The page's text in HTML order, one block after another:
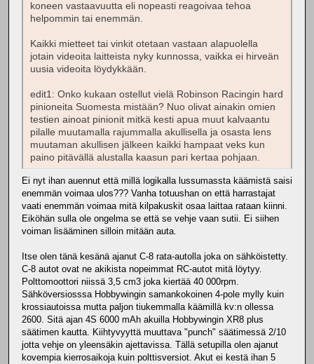
koneen vastaavuutta eli nopeasti reagoivaa tehoa
helpommin tai enemmän.
Kaikki mietteet tai vinkit otetaan vastaan alapuolella
jotain videoita laitteista nyky kunnossa, vaikka ei hirveän
uusia videoita löydykkään.
edit1: Onko kukaan ostellut vielä Robinson Racingin hard
pinioneita Suomesta mistään? Nuo olivat ainakin omien
testien ainoat pinionit mitkä kesti apua muut kalvaantu
pilalle muutamalla rajummalla akullisella ja osasta lens
muutaman akullisen jälkeen kaikki hampaat veks kun
paino pitävällä alustalla kaasun pari kertaa pohjaan.
Ei nyt ihan auennut että millä logikalla lussumassta käämistä saisi
enemmän voimaa ulos??? Vanha totuushan on että harrastajat
vaati enemmän voimaa mitä kilpakuskit osaa laittaa rataan kiinni.
Eiköhän sulla ole ongelma se että se vehje vaan sutii. Ei siihen
voiman lisääminen silloin mitään auta.
Itse olen tänä kesänä ajanut C-8 rata-autolla joka on sähköistetty.
C-8 autot ovat ne akikista nopeimmat RC-autot mitä löytyy.
Polttomoottori niissä 3,5 cm3 joka kiertää 40 000rpm.
Sähköversiosssa Hobbywingin samankokoinen 4-pole mylly kuin
krossiautoissa mutta paljon tiukemmalla käämillä kv:n ollessa
2600. Sitä ajan 4S 6000 mAh akuilla Hobbywingin XR8 plus
säätimen kautta. Kiihtyvyyttä muuttava "punch" säätimessä 2/10
jotta vehje on yleensäkin ajettavissa. Tällä setupilla olen ajanut
kovempia kierrosaikoja kuin polttisversiot. Akut ei kestä ihan 5